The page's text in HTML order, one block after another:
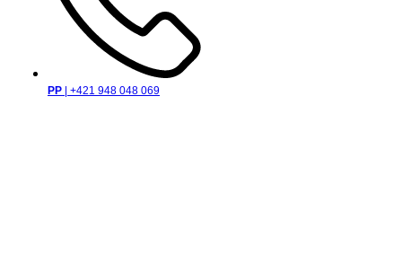
PP | +421 948 048 069